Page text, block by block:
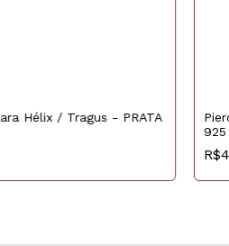
Hélix / Tragus - PRATA
925